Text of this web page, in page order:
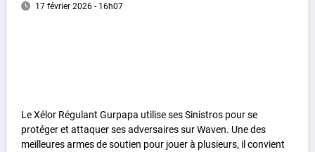
17 février 2026 - 16h07
Le Xélor Régulant Gurpapa utilise ses Sinistros pour se
protéger et attaquer ses adversaires sur Waven. Une des
meilleures armes de soutien pour jouer à plusieurs, il convient